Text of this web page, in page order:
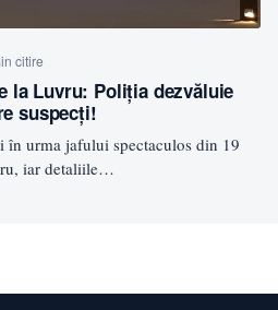
citire
la Luvru: Poliția dezvăluie
suspecți!
în urma jafului spectaculos din 19
iar detaliile…